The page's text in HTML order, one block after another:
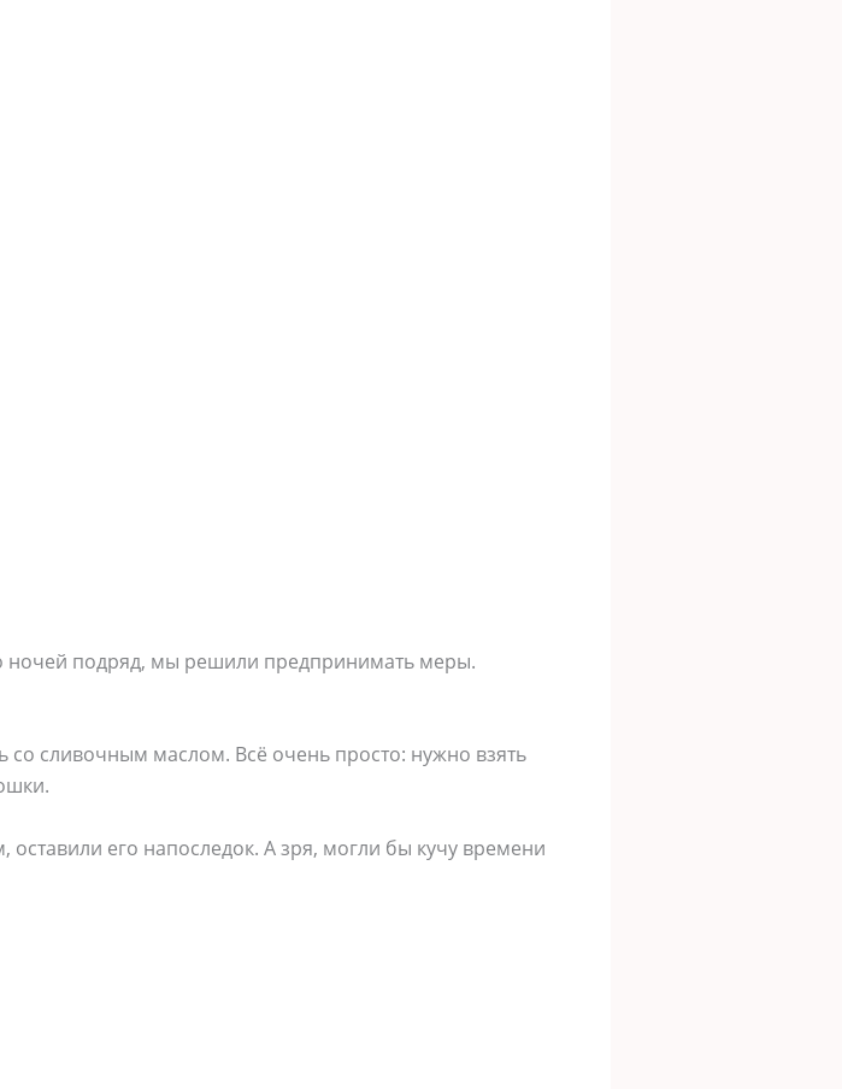
ночей подряд, мы решили предпринимать меры.
сливочным маслом. Всё очень просто: нужно взять
его напоследок. А зря, могли бы кучу времени